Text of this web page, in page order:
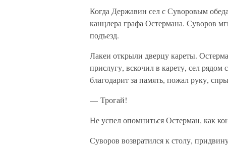
Когда Державин сел с Суворовым
канцлера графа Остермана. Суворов
подъезд.
Лакеи открыли дверцу кареты.
прислугу, вскочил в карету, сел
благодарит за память, пожал руку,
— Трогай!
Не успел опомниться Остерман, как
Суворов возвратился к столу,